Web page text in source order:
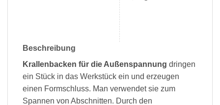
Beschreibung
Krallenbacken für die Außenspannung dringen
ein Stück in das Werkstück ein und erzeugen
einen Formschluss. Man verwendet sie zum
Spannen von Abschnitten. Durch den